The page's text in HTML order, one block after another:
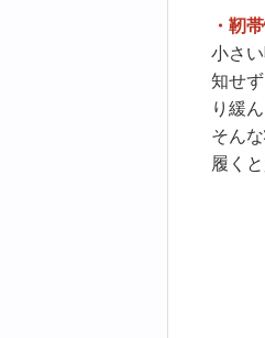
・靭
小さ
知せ
り緩
そん
履く